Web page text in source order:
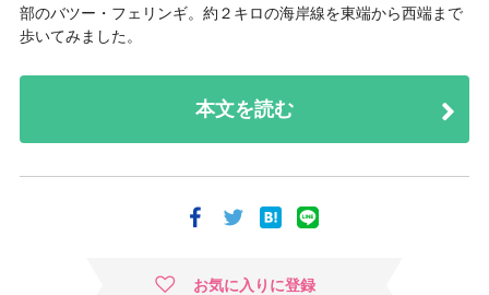
部のバツー・フェリンギ。約２キロの海岸線を東端から西端まで
歩いてみました。
本文を読む
お気に入りに登録